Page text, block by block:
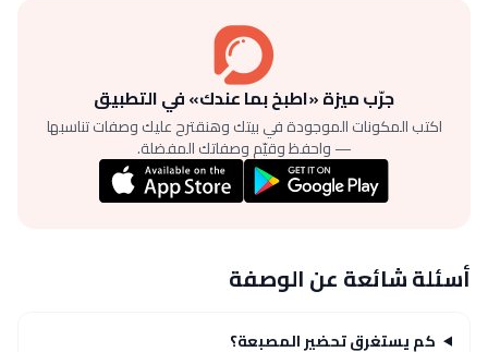
جرّب ميزة «اطبخ بما عندك» في التطبيق
اكتب المكونات الموجودة في بيتك وهنقترح عليك وصفات تناسبها
— واحفظ وقيّم وصفاتك المفضلة.
أسئلة شائعة عن الوصفة
كم يستغرق تحضير المصبعة؟